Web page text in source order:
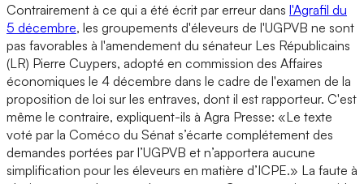
Contrairement à ce qui a été écrit par erreur dans l'Agrafil du
5 décembre, les groupements d'éleveurs de l'UGPVB ne sont
pas favorables à l'amendement du sénateur Les Républicains
(LR) Pierre Cuypers, adopté en commission des Affaires
économiques le 4 décembre dans le cadre de l'examen de la
proposition de loi sur les entraves, dont il est rapporteur. C'est
même le contraire, expliquent-ils à Agra Presse: «Le texte
voté par la Coméco du Sénat s’écarte complétement des
demandes portées par l’UGPVB et n’apportera aucune
simplification pour les éleveurs en matière d’ICPE.» La faute à